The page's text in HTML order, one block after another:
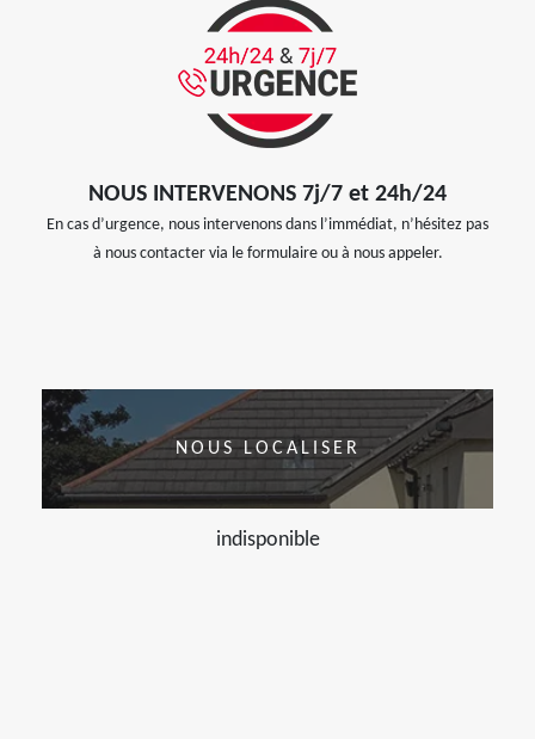
NOUS INTERVENONS 7j/7 et 24h/24
En cas d’urgence, nous intervenons dans l’immédiat, n’hésitez pas
à nous contacter via le formulaire ou à nous appeler.
NOUS LOCALISER
indisponible